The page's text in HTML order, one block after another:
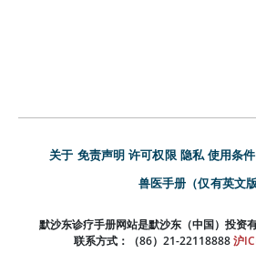
关于 免责声明 许可权限 隐私 使用条件
兽医手册（仅有英文版
默沙东诊疗手册网站是默沙东（中国）投资
联系方式：（86）21-22118888 沪